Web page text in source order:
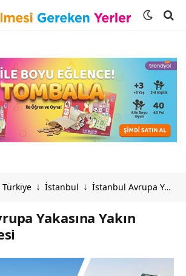
Türkiye ↓ İstanbul ↓ İstanbul Avrupa Yakasına Yakın Plajlar Listesi
Yakasına Yakın